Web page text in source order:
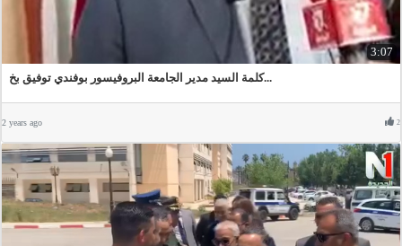
3:07
كلمة السيد مدير الجامعة البروفيسور بوفندي توفيق بخ...
2 years ago 2